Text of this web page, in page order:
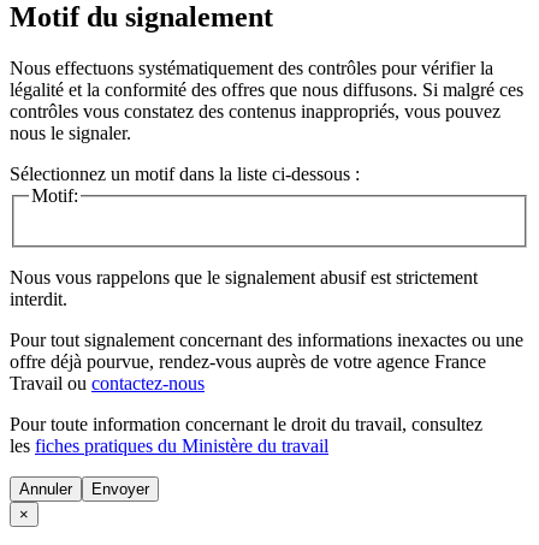
Motif du signalement
Nous effectuons systématiquement des contrôles pour vérifier la
légalité et la conformité des offres que nous diffusons. Si malgré ces
contrôles vous constatez des contenus inappropriés, vous pouvez
nous le signaler.
Sélectionnez un motif dans la liste ci-dessous :
Motif:
Nous vous rappelons que le signalement abusif est strictement
interdit.
Pour tout signalement concernant des informations inexactes ou une
offre déjà pourvue, rendez-vous auprès de votre agence France
Travail ou contactez-nous
Pour toute information concernant le droit du travail, consultez
les fiches pratiques du Ministère du travail
Annuler
×